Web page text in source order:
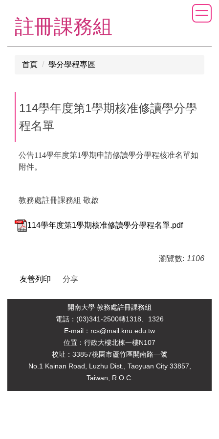
註冊課務組
首頁 學分學程專區
114學年度第1學期核准修讀學分學
程名單
公告114學年度第1學期申請修讀學分學程核准名單如
附件。
教務處註冊課務組 敬啟
114學年度第1學期核准修讀學分學程名單.pdf
瀏覽數: 1106
友善列印 分享
開南大學 教務處註冊課務組
電話：(03)341-2500轉1318、1326
E-mail：rcs@mail.knu.edu.tw
位罝：行政大樓北棟一樓N107
校址：33857桃園市蘆竹區開南路一號
No.1 Kainan Road, Luzhu Dist., Taoyuan City 33857,
Taiwan, R.O.C.